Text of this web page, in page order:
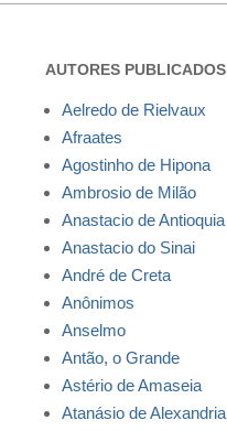
AUTORES PUBLICADOS
Aelredo de Rielvaux
Afraates
Agostinho de Hipona
Ambrosio de Milão
Anastacio de Antioquia
Anastacio do Sinai
André de Creta
Anônimos
Anselmo
Antão, o Grande
Astério de Amaseia
Atanásio de Alexandria